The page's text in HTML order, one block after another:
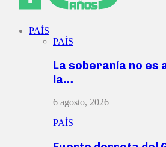
PAÍS
PAÍS
La soberanía no es
la…
6 agosto, 2026
PAÍS